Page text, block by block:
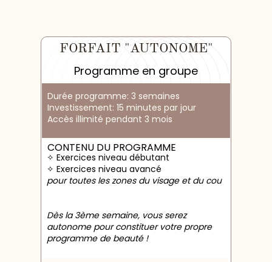
ТАРИФ
1
FORFAIT "AUTONOME"
CONTENU DU PROGRAMME
✧ Exercices niveau débutant
✧ Exercices niveau avancé
pour toutes les zones du visage et du cou
Dès la 3ème semaine, vous serez
autonome pour constituer votre propre
programme de beauté !
Programme en groupe
Durée programme: 3 semaines
Investissement: 15 minutes par jour
Accès illimité pendant 3 mois